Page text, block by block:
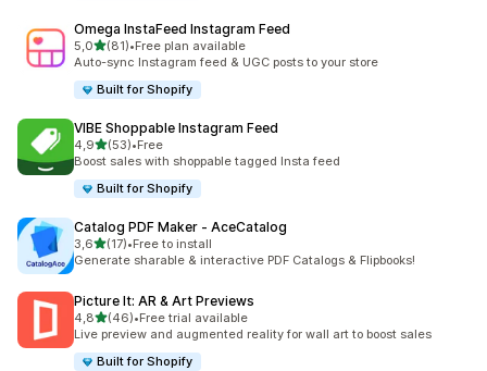
Omega InstaFeed Instagram Feed
5,05 yıldız üzerinden
(81)
toplam 81 değerlendirme
•Free plan available
Auto-sync Instagram feed & UGC posts to your store
Built for Shopify
VIBE Shoppable Instagram Feed
4,95 yıldız üzerinden
(53)
toplam 53 değerlendirme
•Free
Boost sales with shoppable tagged Insta feed
Built for Shopify
Catalog PDF Maker ‑ AceCatalog
3,65 yıldız üzerinden
(17)
toplam 17 değerlendirme
•Free to install
Generate sharable & interactive PDF Catalogs & Flipbooks!
Picture It: AR & Art Previews
4,85 yıldız üzerinden
(46)
toplam 46 değerlendirme
•Free trial available
Live preview and augmented reality for wall art to boost sales
Built for Shopify